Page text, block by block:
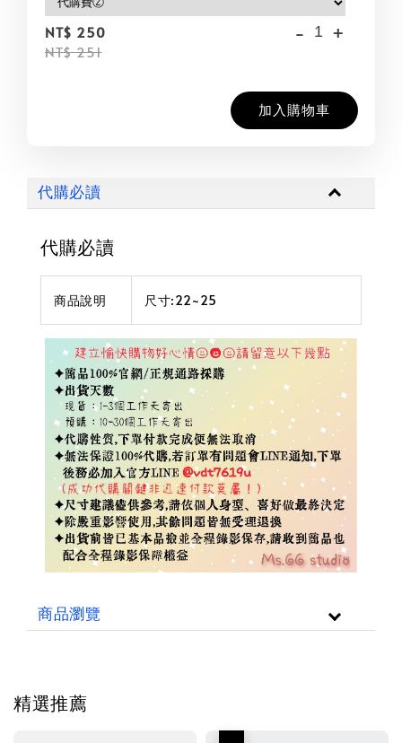
NT$ 250
NT$ 251
- +
加入購物車
代購必讀
代購必讀
商品說明 尺寸:22~25
商品瀏覽
精選推薦